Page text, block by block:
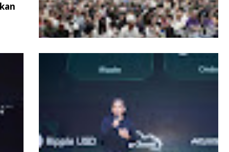
University Wujudkan Langkah Awal
Menuju Karier Global